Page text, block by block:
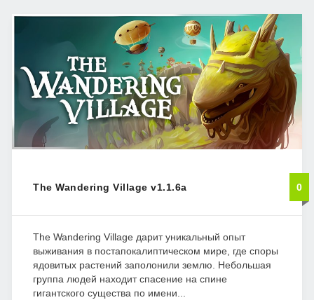
The Wandering Village v1.1.6a 0
The Wandering Village дарит уникальный опыт
выживания в постапокалиптическом мире, где споры
ядовитых растений заполонили землю. Небольшая
группа людей находит спасение на спине
гигантского существа по имени...